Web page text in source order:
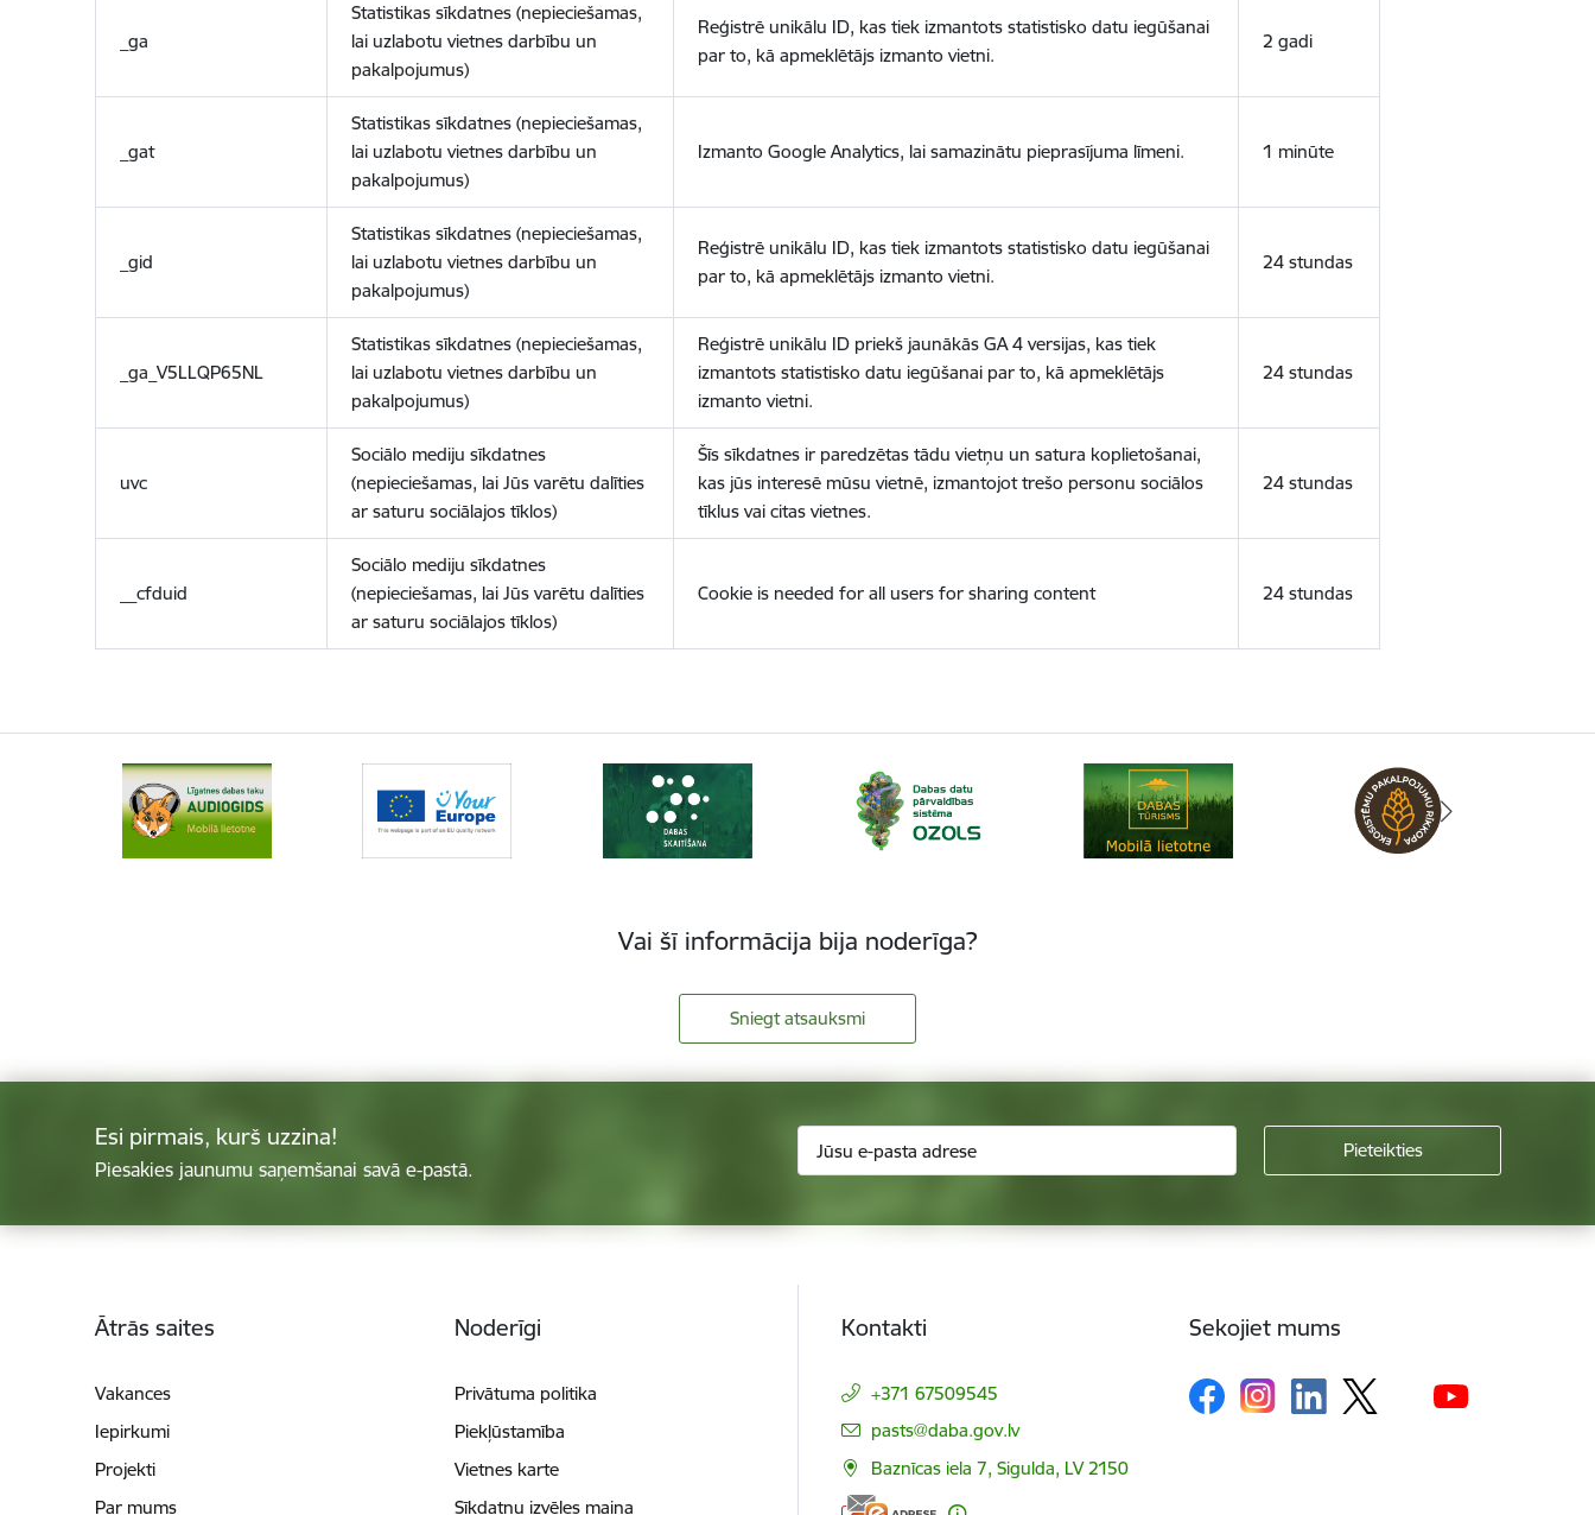
_ga
Statistikas sīkdatnes (nepieciešamas,
lai uzlabotu vietnes darbību un
pakalpojumus)
Reģistrē unikālu ID, kas tiek izmantots statistisko datu iegūšanai
par to, kā apmeklētājs izmanto vietni.
2 gadi
_gat
Statistikas sīkdatnes (nepieciešamas,
lai uzlabotu vietnes darbību un
pakalpojumus)
Izmanto Google Analytics, lai samazinātu pieprasījuma līmeni. 1 minūte
_gid
Statistikas sīkdatnes (nepieciešamas,
lai uzlabotu vietnes darbību un
pakalpojumus)
Reģistrē unikālu ID, kas tiek izmantots statistisko datu iegūšanai
par to, kā apmeklētājs izmanto vietni.
24 stundas
_ga_V5LLQP65NL
Statistikas sīkdatnes (nepieciešamas,
lai uzlabotu vietnes darbību un
pakalpojumus)
Reģistrē unikālu ID priekš jaunākās GA 4 versijas, kas tiek
izmantots statistisko datu iegūšanai par to, kā apmeklētājs
izmanto vietni.
24 stundas
uvc
Sociālo mediju sīkdatnes
(nepieciešamas, lai Jūs varētu dalīties
ar saturu sociālajos tīklos)
Šīs sīkdatnes ir paredzētas tādu vietņu un satura koplietošanai,
kas jūs interesē mūsu vietnē, izmantojot trešo personu sociālos
tīklus vai citas vietnes.
24 stundas
__cfduid
Sociālo mediju sīkdatnes
(nepieciešamas, lai Jūs varētu dalīties
ar saturu sociālajos tīklos)
Cookie is needed for all users for sharing content 24 stundas
Vai šī informācija bija noderīga?
Sniegt atsauksmi
Esi pirmais, kurš uzzina!
Piesakies jaunumu saņemšanai savā e-pastā.
Ātrās saites
Vakances
Iepirkumi
Projekti
Par mums
Noderīgi
Privātuma politika
Piekļūstamība
Vietnes karte
Sīkdatņu izvēles maiņa
Kontakti
+371 67509545
E-pasts:
pasts@daba.gov.lv
Baznīcas iela 7, Sigulda, LV 2150
Sekojiet mums